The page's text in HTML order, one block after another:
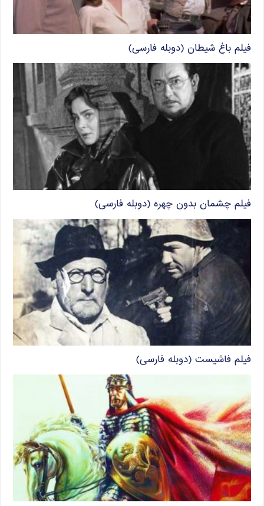
فیلم باغ شیطان (دوبله فارسی)
فیلم چشمان بدون چهره (دوبله فارسی)
فیلم فاشیست (دوبله فارسی)